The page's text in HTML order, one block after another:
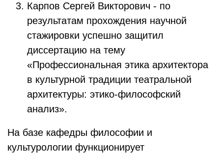
Карпов Сергей Викторович - по
результатам прохождения научной
стажировки успешно защитил
диссертацию на тему
«Профессиональная этика архитектора
в культурной традиции театральной
архитектуры: этико-философский
анализ».
На базе кафедры философии и
культурологии функционирует